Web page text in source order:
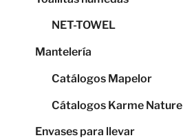
NET-TOWEL
Mantelería
Catálogos Mapelor
Cátalogos Karme Nature
Envases para llevar